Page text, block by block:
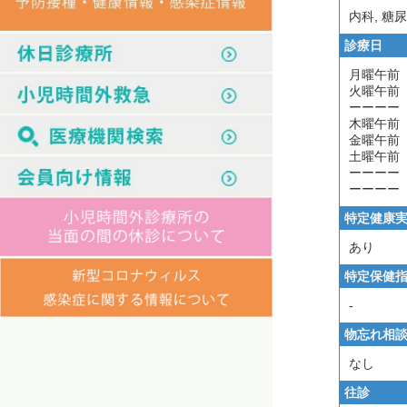
内科, 糖
診療日
月曜午
火曜午
ーーー
木曜午
金曜午
土曜午
ーーー
ーーー
特定健康
あり
特定保健
-
物忘れ相談
なし
往診